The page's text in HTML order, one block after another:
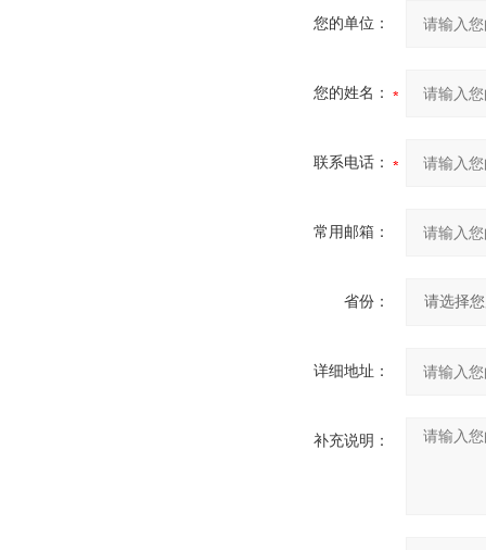
您的单位：
您的姓名：
联系电话：
常用邮箱：
省份：
详细地址：
补充说明：